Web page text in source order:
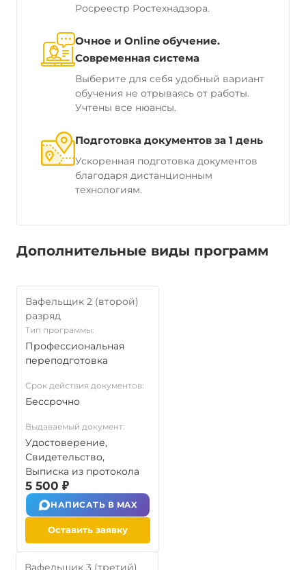
Росреестр Ростехнадзора.
Очное и Online обучение.
Современная система
Выберите для себя удобный вариант
обучения не отрываясь от работы.
Учтены все нюансы.
Подготовка документов за 1 день
Ускоренная подготовка документов
благодаря дистанционным
технологиям.
Дополнительные виды программ
Вафельщик 2 (второй)
разряд
Тип программы:
Профессиональная
переподготовка
Срок действия документов:
Бессрочно
Выдаваемый документ:
Удостоверение,
Свидетельство,
Выписка из протокола
5 500 ₽
НАПИСАТЬ В MAX
Оставить заявку
Вафельщик 3 (третий)